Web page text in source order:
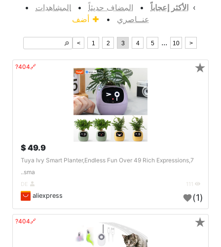
› الأكثر إعجاباً • المضاف حديثاً • المشاهدات
•
عنــاصري
• أضف
< 1 2 3 4 5 ... 10 >
🔎︎
🔗404?
49.9 $
Tuya Ivy Smart Planter,Endless Fun Over 49 Rich Expressions,7
sma..
aliexpress (1)
★
🔗404? ★